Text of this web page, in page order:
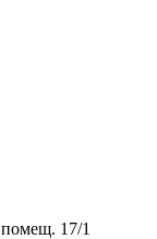
17/1